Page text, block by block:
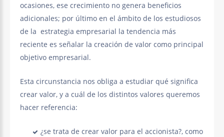
ocasiones, ese crecimiento no genera beneficios
adicionales; por último en el ámbito de los estudiosos
de la estrategia empresarial la tendencia más
reciente es señalar la creación de valor como principal
objetivo empresarial.
Esta circunstancia nos obliga a estudiar qué significa
crear valor, y a cuál de los distintos valores queremos
hacer referencia:
¿se trata de crear valor para el accionista?, como